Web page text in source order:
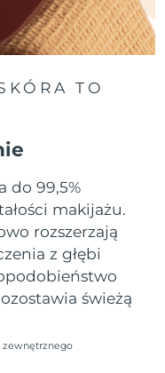
TO
do 99,5%
makijażu.
rozszerzają
z głębi
świeżą
zewnętrznego
czas dostawy
13/8/26
czas dostawy
czas dostawy
czas dostawy
14/8/26
czas dostawy
11/8/26
czas dostawy
czas dostawy